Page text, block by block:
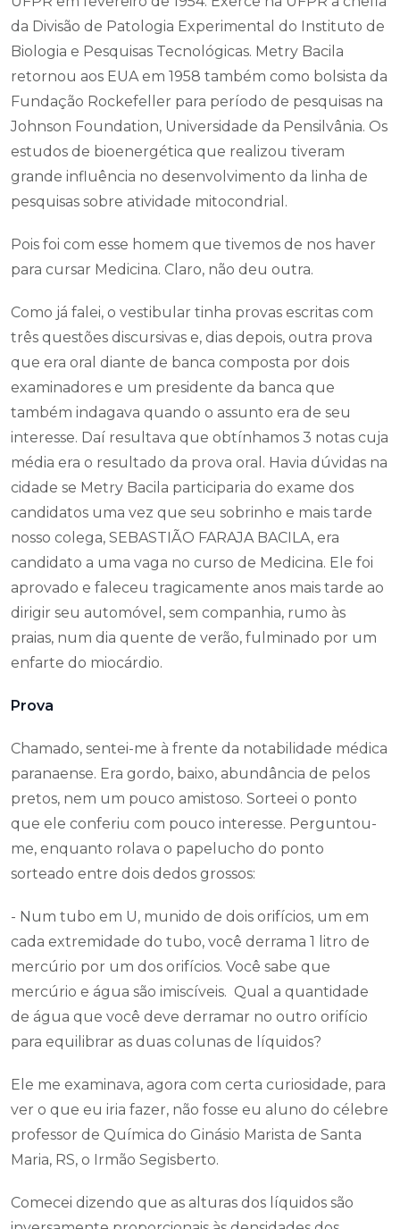
da Divisão de Patologia Experimental do Instituto de
Biologia e Pesquisas Tecnológicas. Metry Bacila
retornou aos EUA em 1958 também como bolsista da
Fundação Rockefeller para período de pesquisas na
Johnson Foundation, Universidade da Pensilvânia. Os
estudos de bioenergética que realizou tiveram
grande influência no desenvolvimento da linha de
pesquisas sobre atividade mitocondrial.
Pois foi com esse homem que tivemos de nos haver
para cursar Medicina. Claro, não deu outra.
Como já falei, o vestibular tinha provas escritas com
três questões discursivas e, dias depois, outra prova
que era oral diante de banca composta por dois
examinadores e um presidente da banca que
também indagava quando o assunto era de seu
interesse. Daí resultava que obtínhamos 3 notas cuja
média era o resultado da prova oral. Havia dúvidas na
cidade se Metry Bacila participaria do exame dos
candidatos uma vez que seu sobrinho e mais tarde
nosso colega, SEBASTIÃO FARAJA BACILA, era
candidato a uma vaga no curso de Medicina. Ele foi
aprovado e faleceu tragicamente anos mais tarde ao
dirigir seu automóvel, sem companhia, rumo às
praias, num dia quente de verão, fulminado por um
enfarte do miocárdio.
Prova
Chamado, sentei-me à frente da notabilidade médica
paranaense. Era gordo, baixo, abundância de pelos
pretos, nem um pouco amistoso. Sorteei o ponto
que ele conferiu com pouco interesse. Perguntou-
me, enquanto rolava o papelucho do ponto
sorteado entre dois dedos grossos:
- Num tubo em U, munido de dois orifícios, um em
cada extremidade do tubo, você derrama 1 litro de
mercúrio por um dos orifícios. Você sabe que
mercúrio e água são imiscíveis. Qual a quantidade
de água que você deve derramar no outro orifício
para equilibrar as duas colunas de líquidos?
Ele me examinava, agora com certa curiosidade, para
ver o que eu iria fazer, não fosse eu aluno do célebre
professor de Química do Ginásio Marista de Santa
Maria, RS, o Irmão Segisberto.
Comecei dizendo que as alturas dos líquidos são